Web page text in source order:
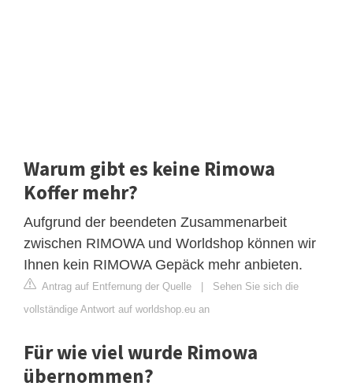
Warum gibt es keine Rimowa
Koffer mehr?
Aufgrund der beendeten Zusammenarbeit
zwischen RIMOWA und Worldshop können wir
Ihnen kein RIMOWA Gepäck mehr anbieten.
Antrag auf Entfernung der Quelle
Sehen Sie sich die
vollständige Antwort auf worldshop.eu an
Für wie viel wurde Rimowa
übernommen?